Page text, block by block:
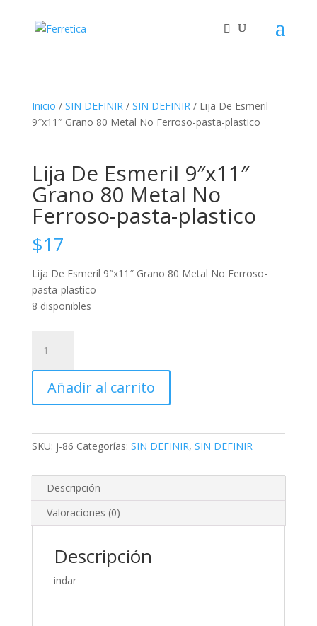
Inicio / SIN DEFINIR/ SIN DEFINIR/ Lija De Esmeril
9″x11″ Grano 80 Metal No Ferroso-pasta-plastico
Lija De Esmeril 9″x11″
Grano 80 Metal No
Ferroso-pasta-plastico
$17
Lija De Esmeril 9″x11″ Grano 80 Metal No Ferroso-
pasta-plastico
8 disponibles
Esmeril
9"x11"
Grano
Metal
No
pasta-
plastico
cantidad
Añadir al carrito
SKU: j-86 Categorías: SIN DEFINIR, SIN DEFINIR
Descripción
Valoraciones (0)
Descripción
indar